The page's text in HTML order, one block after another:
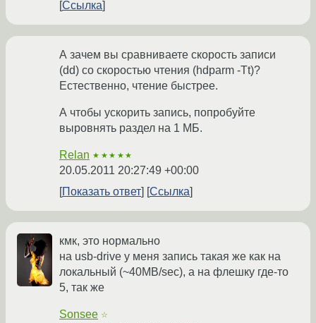
Ссылка
А зачем вы сравниваете скорость записи
(dd) со скоростью чтения (hdparm -Tt)?
Естественно, чтение быстрее.
А чтобы ускорить запись, попробуйте
выровнять раздел на 1 МБ.
Relan ★★★★★
20.05.2011 20:27:49 +00:00
Показать ответ
Ссылка
кмк, это нормально
на usb-drive у меня запись такая же как на
локальный (~40MB/sec), а на флешку где-то
5, так же
Sonsee ☆